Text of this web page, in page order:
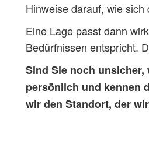
Hinweise darauf, wie
Eine Lage passt dann
Bedürfnissen entspricht.
Sind Sie noch unsicher,
persönlich und kennen
wir den Standort, der